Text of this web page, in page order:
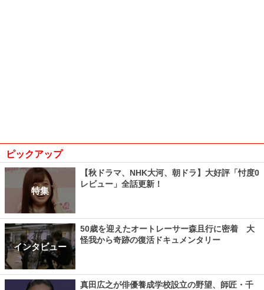
ピックアップ
特集
【秋ドラマ、NHK大河、朝ドラ】大好評「忖度0
レビュー」全話更新！
インタビュー
50歳を迎えたオートレーサー森且行に密着 大
怪我から奇跡の復活ドキュメンタリー
真田広之が俳優養成学校設立の野望、師匠・千